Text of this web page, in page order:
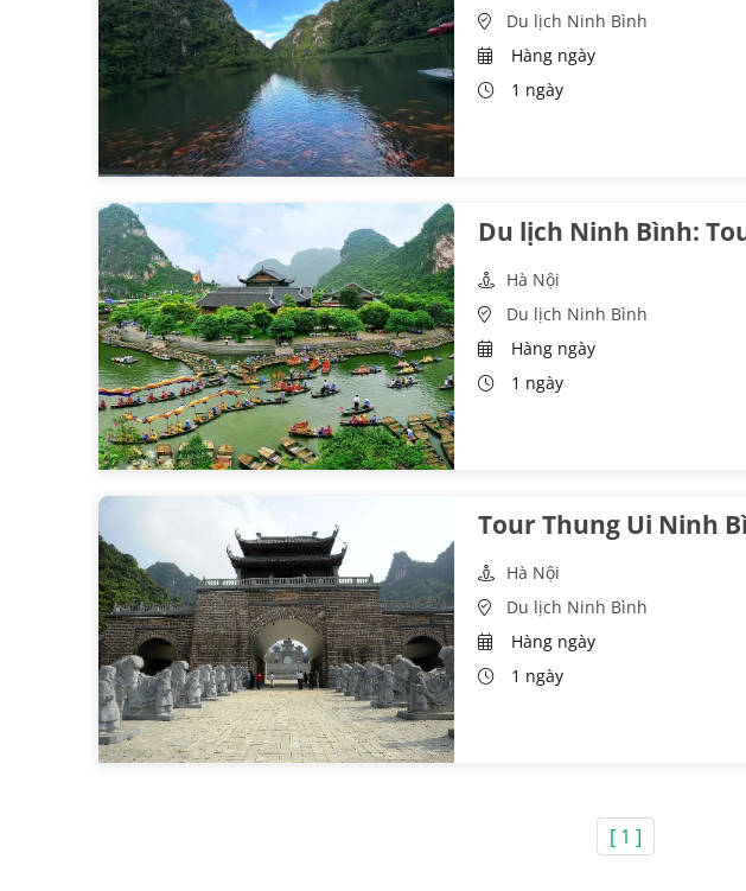
Du lịch Ninh Bình
Hàng ngày
1 ngày
Du lịch Ninh Bình:
Hà Nội
Du lịch Ninh Bình
Hàng ngày
1 ngày
Tour Thung Ui Ninh
Hà Nội
Du lịch Ninh Bình
Hàng ngày
1 ngày
[ 1 ]